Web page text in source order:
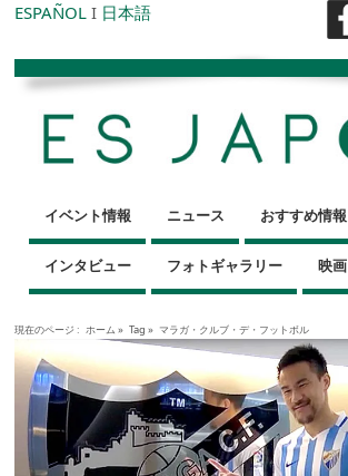
ESPAÑOL I 日本語
イベント情報 ニュース おすすめ情報
インタビュー フォトギャラリー 映画
現在のページ : ホーム » Tag » マラガ・クルブ・デ・フットボル